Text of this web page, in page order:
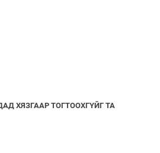
ХЯЗГААР ТОГТООХГҮЙГ ТА